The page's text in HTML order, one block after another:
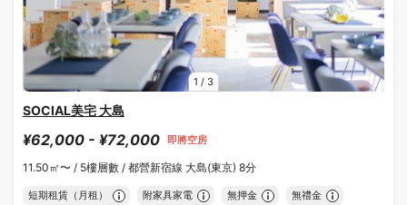
1 / 3
SOCIAL美宅 大島
¥62,000 - ¥72,000 即將空房
11.50㎡〜 / 5樓層數 / 都營新宿線 大島(東京) 8分
短期租賃（月租） 附家具家電 無押金 無禮金